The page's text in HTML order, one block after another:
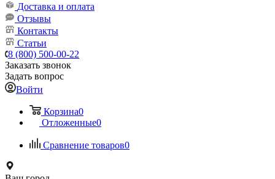
Доставка и оплата
Отзывы
Контакты
Статьи
8 (800) 500-00-22
Заказать звонок
Задать вопрос
Войти
Корзина0
Отложенные0
Сравнение товаров0